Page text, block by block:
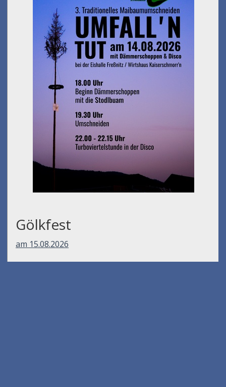
Gölkfest
am 15.08.2026